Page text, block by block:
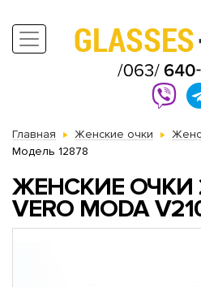
Главная Женские очки
Модель 12878
ЖЕНСКИЕ ОЧКИ
VERO MODA